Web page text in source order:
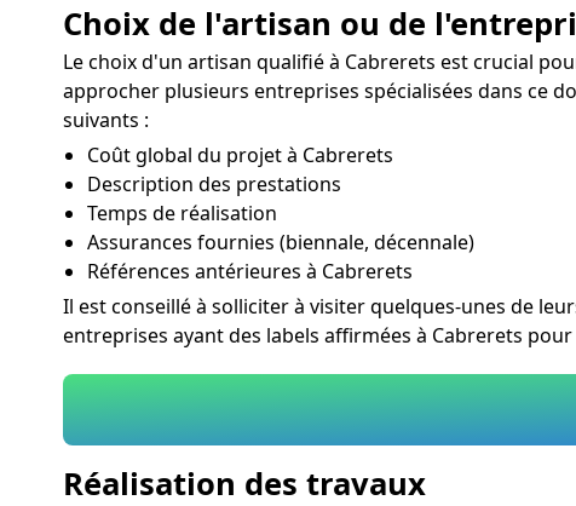
Choix de l'artisan ou de
Le choix d'un artisan qualifié à Cabrerets est crucial
approcher plusieurs entreprises spécialisées dans ce
suivants :
Coût global du projet à Cabrerets
Description des prestations
Temps de réalisation
Assurances fournies (biennale, décennale)
Références antérieures à Cabrerets
Il est conseillé à solliciter à visiter quelques-unes de
entreprises ayant des labels affirmées à Cabrerets
Réalisation des travaux